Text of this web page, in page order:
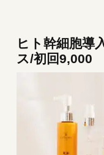
ヒト幹細胞導
ス/初回9,000